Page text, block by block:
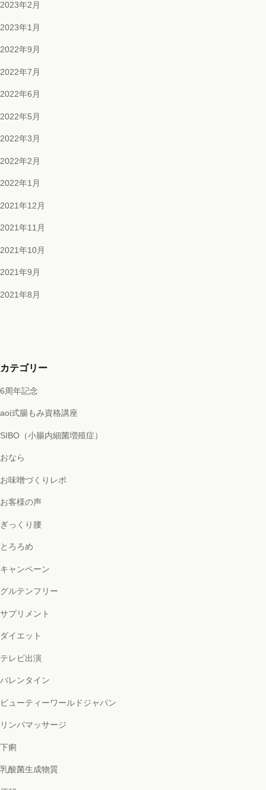
2023年2月
2023年1月
2022年9月
2022年7月
2022年6月
2022年5月
2022年3月
2022年2月
2022年1月
2021年12月
2021年11月
2021年10月
2021年9月
2021年8月
カテゴリー
6周年記念
aoi式腸もみ資格講座
SIBO（小腸内細菌増殖症）
おなら
お味噌づくりレポ
お客様の声
ぎっくり腰
とろろめ
キャンペーン
グルテンフリー
サプリメント
ダイエット
テレビ出演
バレンタイン
ビューティーワールドジャパン
リンパマッサージ
下痢
乳酸菌生成物質